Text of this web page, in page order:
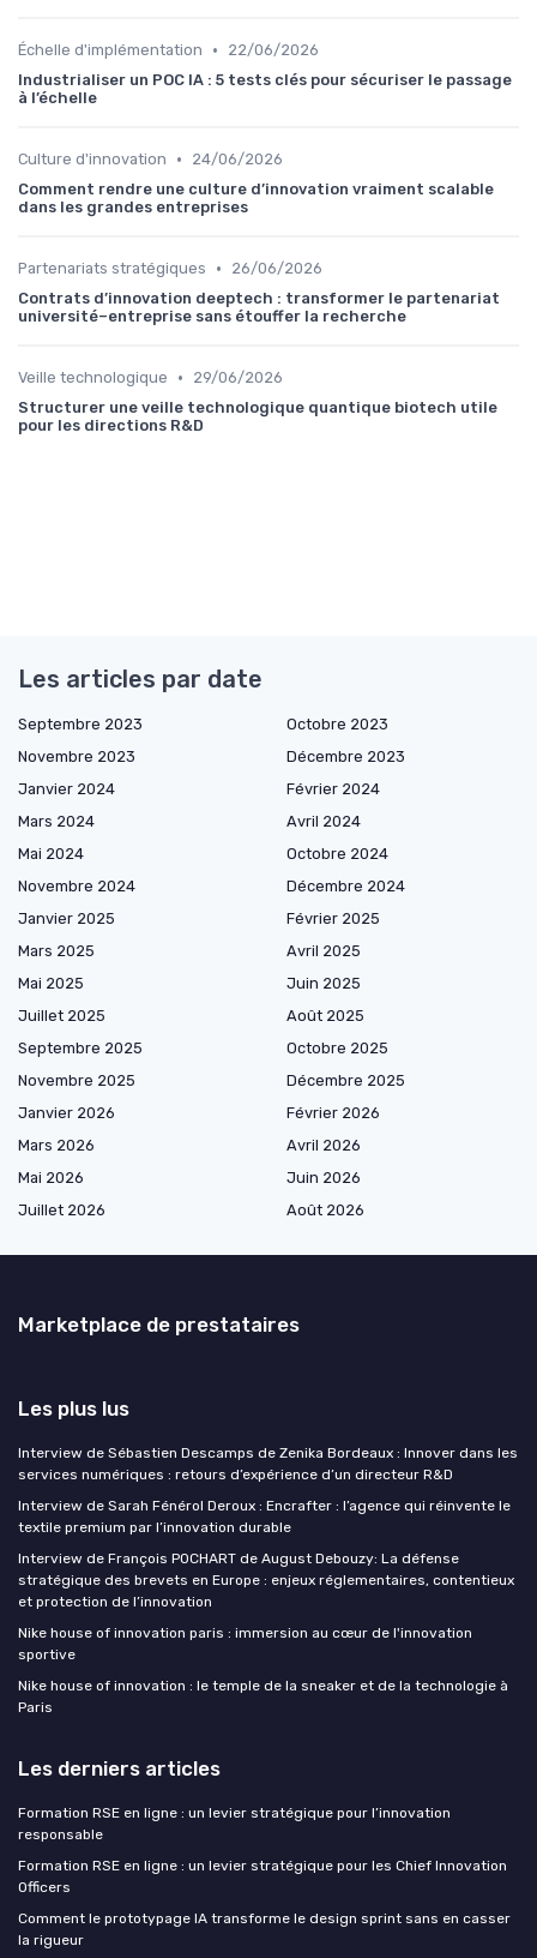
Échelle d'implémentation •
22/06/2026
Industrialiser un POC IA : 5 tests clés pour sécuriser le passage
à l’échelle
Culture d'innovation •
24/06/2026
Comment rendre une culture d’innovation vraiment scalable
dans les grandes entreprises
Partenariats stratégiques •
26/06/2026
Contrats d’innovation deeptech : transformer le partenariat
université–entreprise sans étouffer la recherche
Veille technologique •
29/06/2026
Structurer une veille technologique quantique biotech utile
pour les directions R&D
Les articles par date
Septembre 2023
Octobre 2023
Novembre 2023
Décembre 2023
Janvier 2024
Février 2024
Mars 2024
Avril 2024
Mai 2024
Octobre 2024
Novembre 2024
Décembre 2024
Janvier 2025
Février 2025
Mars 2025
Avril 2025
Mai 2025
Juin 2025
Juillet 2025
Août 2025
Septembre 2025
Octobre 2025
Novembre 2025
Décembre 2025
Janvier 2026
Février 2026
Mars 2026
Avril 2026
Mai 2026
Juin 2026
Juillet 2026
Août 2026
Marketplace de prestataires
Les plus lus
Interview de Sébastien Descamps de Zenika Bordeaux : Innover dans les
services numériques : retours d’expérience d’un directeur R&D
Interview de Sarah Fénérol Deroux : Encrafter : l’agence qui réinvente le
textile premium par l’innovation durable
Interview de François POCHART de August Debouzy: La défense
stratégique des brevets en Europe : enjeux réglementaires, contentieux
et protection de l’innovation
Nike house of innovation paris : immersion au cœur de l'innovation
sportive
Nike house of innovation : le temple de la sneaker et de la technologie à
Paris
Les derniers articles
Formation RSE en ligne : un levier stratégique pour l’innovation
responsable
Formation RSE en ligne : un levier stratégique pour les Chief Innovation
Officers
Comment le prototypage IA transforme le design sprint sans en casser
la rigueur